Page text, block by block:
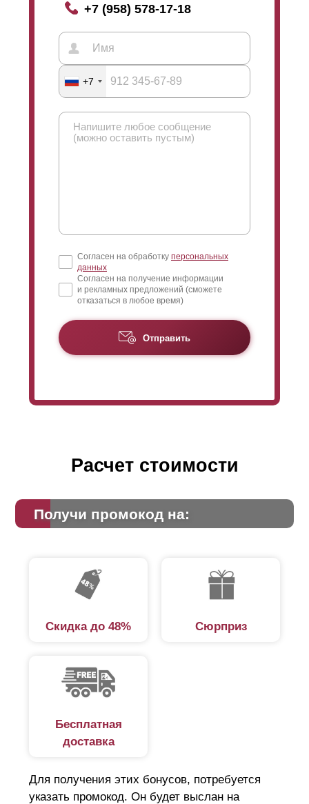
+7 (958) 578-17-18
+7
Согласен на обработку персональных
данных
Согласен на получение информации
и рекламных предложений (сможете
отказаться в любое время)
Отправить
Расчет стоимости
Получи промокод на:
Скидка до 48% Сюрприз
Бесплатная
доставка
Для получения этих бонусов, потребуется
указать промокод. Он будет выслан на